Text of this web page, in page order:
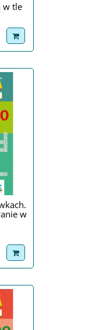
w tle
dodaj do koszyka
w
dodaj do koszyka